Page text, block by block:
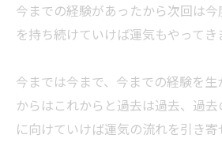
今までの経験があったから次回は
を持ち続けていけば運気もやってき
今までは今まで、今までの経験を
からはこれからと過去は過去、過
に向けていけば運気の流れを引き